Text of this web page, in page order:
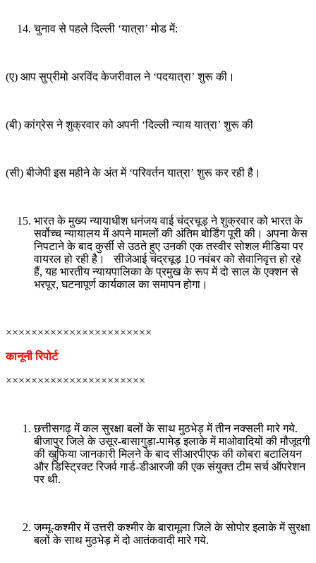
चुनाव से पहले दिल्ली ‘यात्रा’ मोड में:
(ए) आप सुप्रीमो अरविंद केजरीवाल ने ‘पदयात्रा’ शुरू की।
(बी) कांग्रेस ने शुक्रवार को अपनी ‘दिल्ली न्याय यात्रा’ शुरू की
(सी) बीजेपी इस महीने के अंत में ‘परिवर्तन यात्रा’ शुरू कर रही है।
भारत के मुख्य न्यायाधीश धनंजय वाई चंद्रचूड़ ने शुक्रवार को भारत के
सर्वोच्च न्यायालय में अपने मामलों की अंतिम बोर्डिंग पूरी की। अपना केस
निपटाने के बाद कुर्सी से उठते हुए उनकी एक तस्वीर सोशल मीडिया पर
वायरल हो रही है। सीजेआई चंद्रचूड़ 10 नवंबर को सेवानिवृत्त हो रहे
हैं, यह भारतीय न्यायपालिका के प्रमुख के रूप में दो साल के एक्शन से
भरपूर, घटनापूर्ण कार्यकाल का समापन होगा।
×××××××××××××××××××××××
कानूनी रिपोर्ट
××××××××××××××××××××××
छत्तीसगढ़ में कल सुरक्षा बलों के साथ मुठभेड़ में तीन नक्सली मारे गये.
बीजापुर जिले के उसूर-बासागुड़ा-पामेड़ इलाके में माओवादियों की मौजूदगी
की खुफिया जानकारी मिलने के बाद सीआरपीएफ की कोबरा बटालियन
और डिस्ट्रिक्ट रिजर्व गार्ड-डीआरजी की एक संयुक्त टीम सर्च ऑपरेशन
पर थी.
जम्मू-कश्मीर में उत्तरी कश्मीर के बारामूला जिले के सोपोर इलाके में सुरक्षा
बलों के साथ मुठभेड़ में दो आतंकवादी मारे गये.